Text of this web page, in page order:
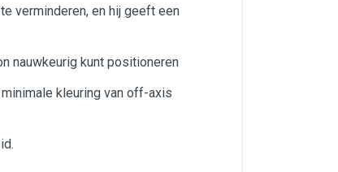
verminderen, en hij geeft een
nauwkeurig kunt positioneren
kleuring van off-axis